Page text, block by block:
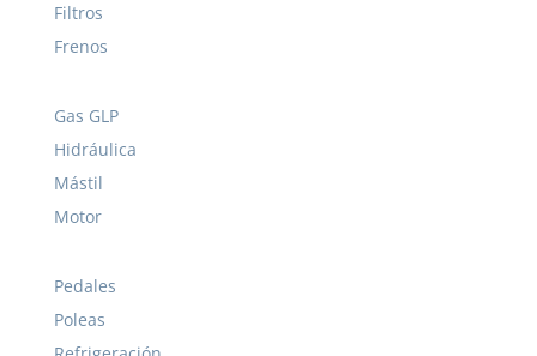
Filtros
Frenos
Gas GLP
Hidráulica
Mástil
Motor
Pedales
Poleas